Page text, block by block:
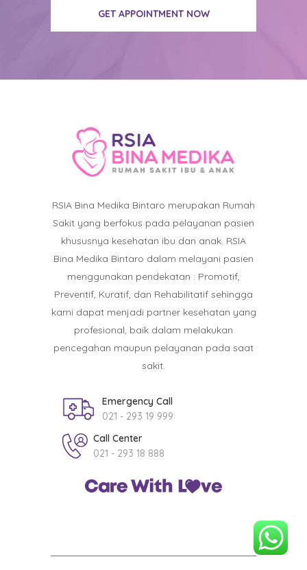
GET APPOINTMENT NOW
RSIA Bina Medika Bintaro merupakan Rumah
Sakit yang berfokus pada pelayanan pasien
khususnya kesehatan ibu dan anak. RSIA
Bina Medika Bintaro dalam melayani pasien
menggunakan pendekatan : Promotif,
Preventif, Kuratif, dan Rehabilitatif sehingga
kami dapat menjadi partner kesehatan yang
profesional, baik dalam melakukan
pencegahan maupun pelayanan pada saat
sakit.
Emergency Call
021 - 293 19 999
Call Center
021 - 293 18 888